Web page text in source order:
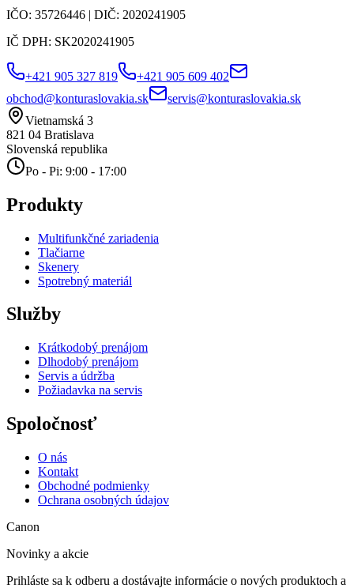
IČO: 35726446 | DIČ: 2020241905
IČ DPH: SK2020241905
+421 905 327 819
+421 905 609 402
obchod@konturaslovakia.sk
servis@konturaslovakia.sk
Vietnamská 3
821 04 Bratislava
Slovenská republika
Po - Pi: 9:00 - 17:00
Produkty
Multifunkčné zariadenia
Tlačiarne
Skenery
Spotrebný materiál
Služby
Krátkodobý prenájom
Dlhodobý prenájom
Servis a údržba
Požiadavka na servis
Spoločnosť
O nás
Kontakt
Obchodné podmienky
Ochrana osobných údajov
Canon
Novinky a akcie
Prihláste sa k odberu a dostávajte informácie o nových produktoch a